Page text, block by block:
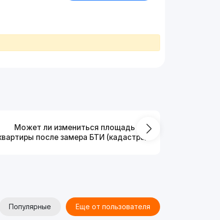
Может ли измениться площадь
после замера БТИ (кадастра)?
Популярные Еще от пользователя